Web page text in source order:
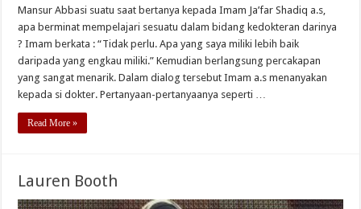
Mansur Abbasi suatu saat bertanya kepada Imam Ja’far Shadiq a.s,
apa berminat mempelajari sesuatu dalam bidang kedokteran darinya
? Imam berkata : “Tidak perlu. Apa yang saya miliki lebih baik
daripada yang engkau miliki.” Kemudian berlangsung percakapan
yang sangat menarik. Dalam dialog tersebut Imam a.s menanyakan
kepada si dokter. Pertanyaan-pertanyaanya seperti …
Read More »
Lauren Booth